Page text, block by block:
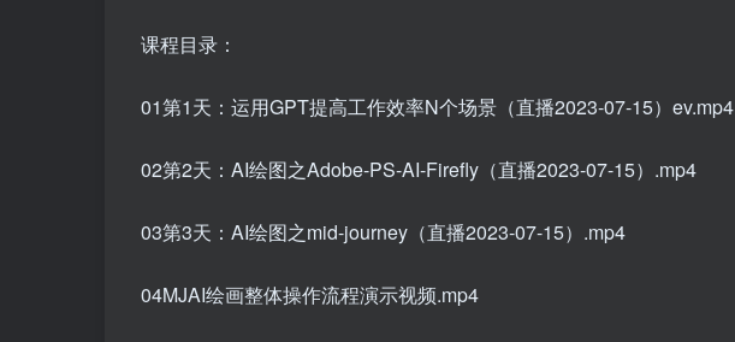
课程目录：
01第1天：运用GPT提高工作效率N个场景（直播2023-07-15）ev.mp4
02第2天：AI绘图之Adobe-PS-AI-Firefly（直播2023-07-15）.mp4
03第3天：AI绘图之mid-journey（直播2023-07-15）.mp4
04MJAI绘画整体操作流程演示视频.mp4